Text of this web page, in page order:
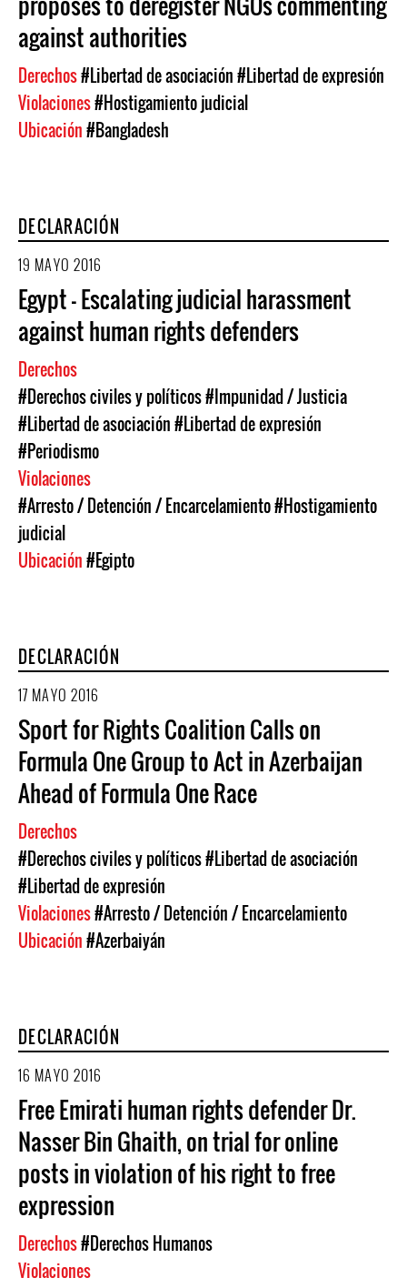
against authorities
Derechos#Libertad de asociación#Libertad de expresión
Violaciones#Hostigamiento judicial
Ubicación#Bangladesh
DECLARACIÓN
19 MAYO 2016
Egypt - Escalating judicial harassment
against human rights defenders
Derechos
#Derechos civiles y políticos#Impunidad / Justicia
#Libertad de asociación#Libertad de expresión
#Periodismo
Violaciones
#Arresto / Detención / Encarcelamiento#Hostigamiento
judicial
Ubicación#Egipto
DECLARACIÓN
17 MAYO 2016
Sport for Rights Coalition Calls on
Formula One Group to Act in Azerbaijan
Ahead of Formula One Race
Derechos
#Derechos civiles y políticos#Libertad de asociación
#Libertad de expresión
Violaciones#Arresto / Detención / Encarcelamiento
Ubicación#Azerbaiyán
DECLARACIÓN
16 MAYO 2016
Free Emirati human rights defender Dr.
Nasser Bin Ghaith, on trial for online
posts in violation of his right to free
expression
Derechos#Derechos Humanos
Violaciones